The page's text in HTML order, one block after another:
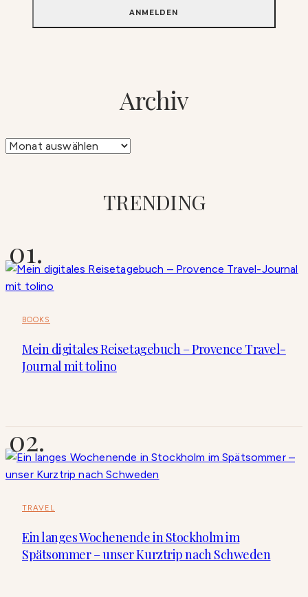
Archiv
Archiv
TRENDING
BOOKS
Mein digitales Reisetagebuch – Provence Travel-
Journal mit tolino
TRAVEL
Ein langes Wochenende in Stockholm im
Spätsommer – unser Kurztrip nach Schweden